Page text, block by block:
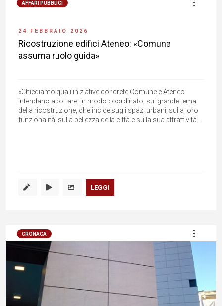
AFFARI PUBBLICI
24 FEBBRAIO 2026
Ricostruzione edifici Ateneo: «Comune
assuma ruolo guida»
«Chiediamo quali iniziative concrete Comune e Ateneo
intendano adottare, in modo coordinato, sul grande tema
della ricostruzione, che incide sugli spazi urbani, sulla loro
funzionalità, sulla bellezza della città e sulla sua attrattività....
LEGGI
CRONACA